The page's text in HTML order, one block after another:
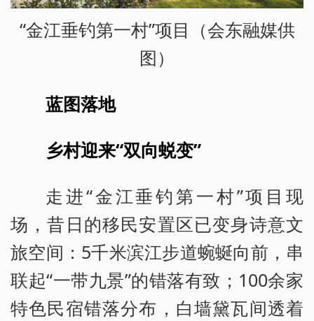
“金江垂钓第一村”项目（会东融媒供
图）
蓝图落地
乡村迎来“双向蜕变”
走进“金江垂钓第一村”项目现
场，昔日的移民安置区已变身诗意文
旅空间：5千米滨江步道蜿蜒向前，串
联起“一带九景”的错落有致；100余家
特色民宿错落分布，白墙黛瓦间透着